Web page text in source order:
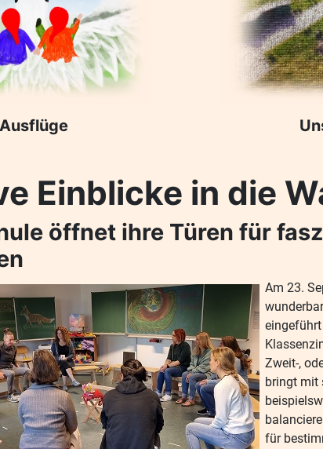
Ausflüge
Einblicke in die
öffnet ihre Türen für
Am 23.
eingeführt
Zweit-,
bringt mit
für